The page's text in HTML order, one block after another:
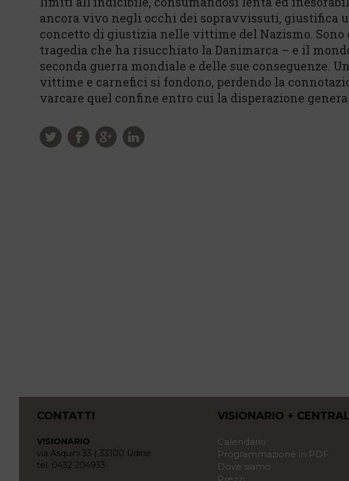
ancora vivo negli occhi dei sopravvissuti, giustifica
concetto di giustizia nelle vittime del Nazismo.
tragedia che ha risucchiato la Danimarca – e il
seconda guerra mondiale e delle sue conseguenze.
vittime e carnefici si fondono, perdendo la
varcare quel confine entro cui la disperazione
CONTATTI
VISIONARIO
via Asquini 33 | 33100 Udine
tel. 0432 204933
VISIONARIO +
Calendario
Programmazione in PDF
Dove siamo
Prezzi